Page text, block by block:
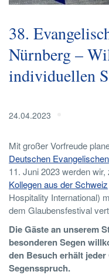
38.
Nürnberg –
individuellen
24.04.2023
Mit großer Vorfreude
Deutschen
11. Juni 2023 werden
Kollegen aus der Schweiz
Hospitality International)
dem Glaubensfestival
Die Gäste an unserem
besonderen Segen
den Besuch erhält
Segensspruch.